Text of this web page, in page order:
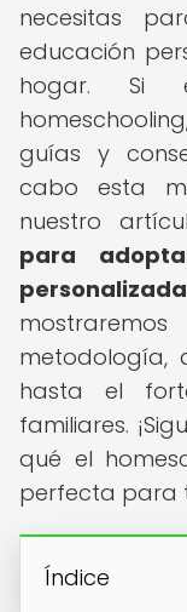
necesitas
educación
hogar. Si
guías y
cabo esta
nuestro
para
metodología,
hasta el
familiares.
qué el
perfecta para
Índice